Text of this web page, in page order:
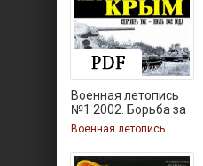
Военная летопись
№1 2002. Борьба за
Военная летопись